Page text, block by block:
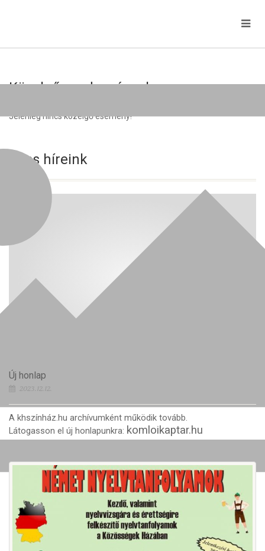
Közelgő rendezvények
Jelenleg nincs közelgő esemény!
Friss híreink
Új honlap
2023.12.12.
A khszínház.hu archívumként működik tovább.
Látogasson el új honlapunkra: komloikaptar.hu